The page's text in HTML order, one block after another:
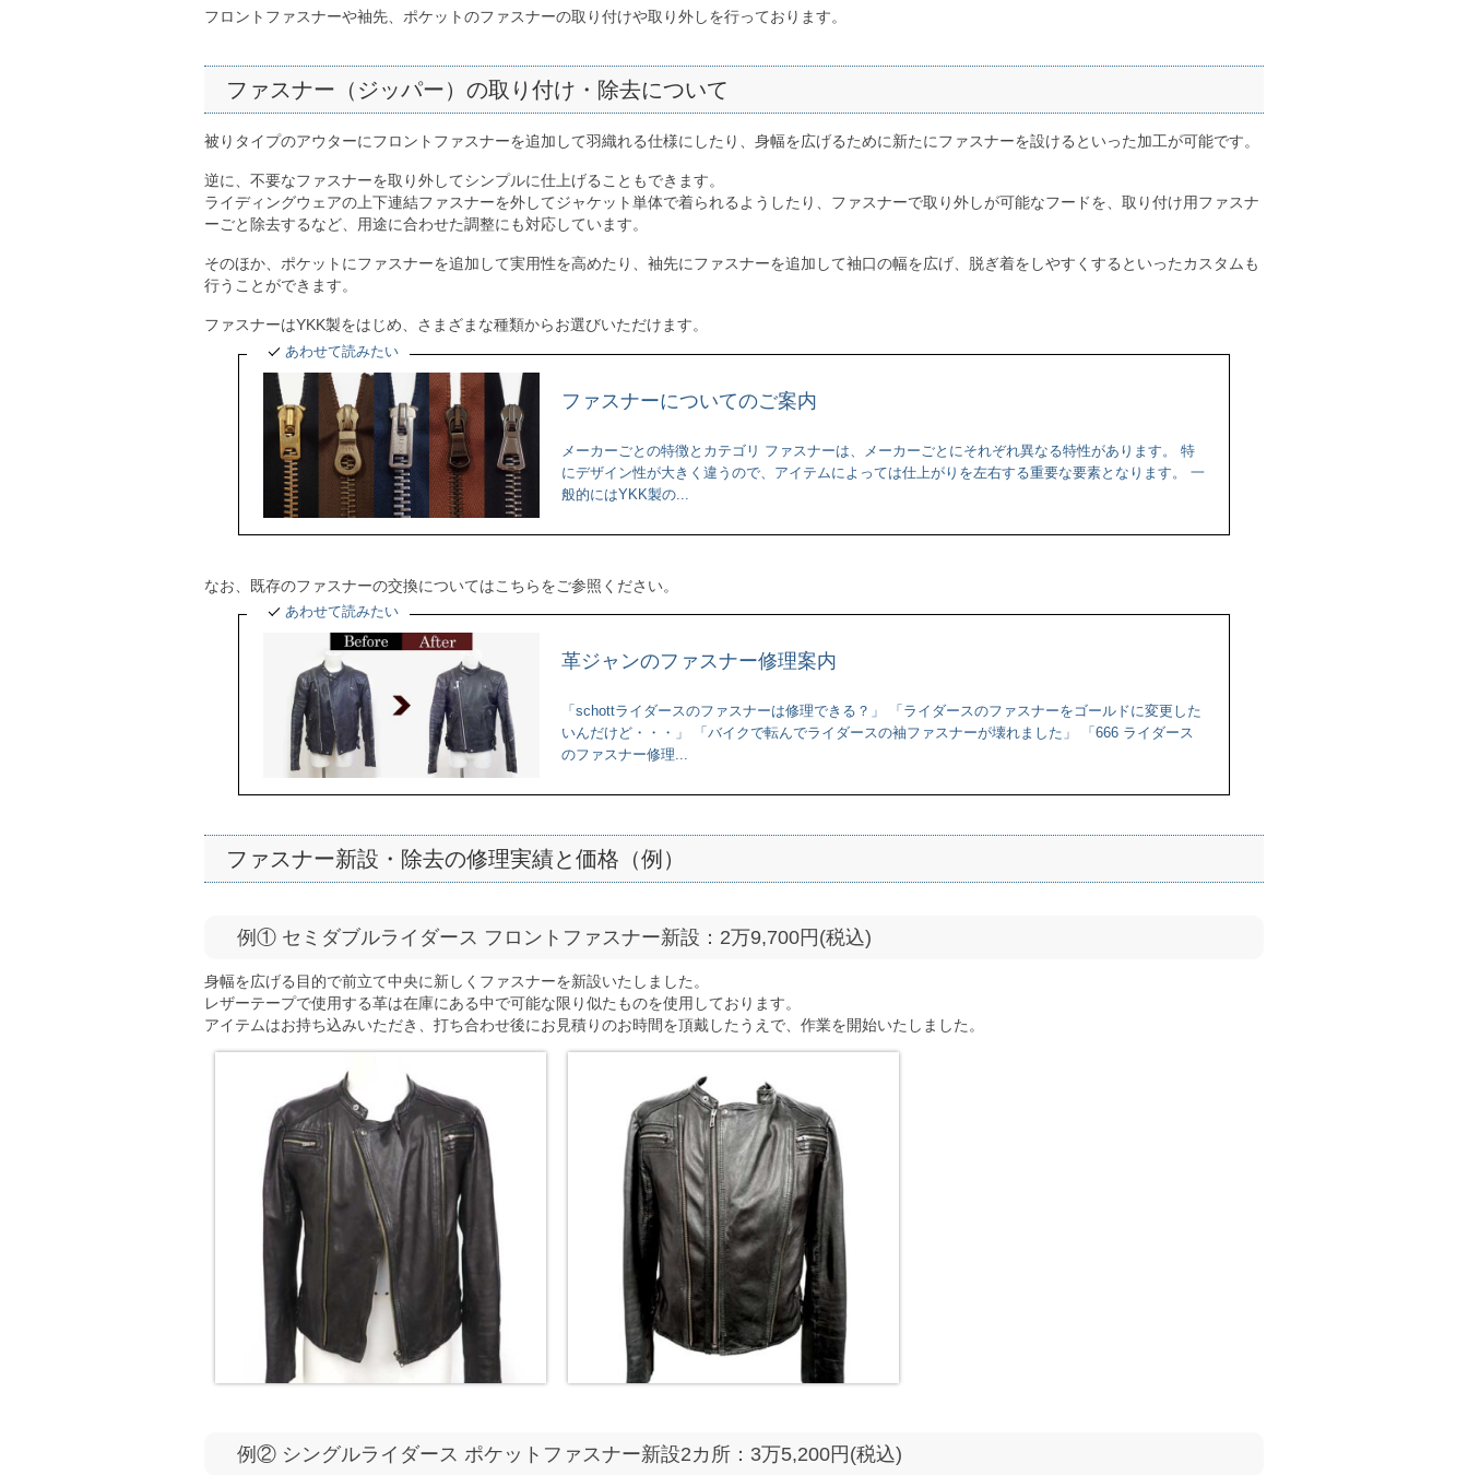
フロントファスナーや袖先、ポケットのファスナーの取り付けや取り外しを行っております。
ファスナー（ジッパー）の取り付け・除去について
被りタイプのアウターにフロントファスナーを追加して羽織れる仕様にしたり、身幅を広げるために新たにファスナーを設けるといった加工が可能です。
逆に、不要なファスナーを取り外してシンプルに仕上げることもできます。
ライディングウェアの上下連結ファスナーを外してジャケット単体で着られるようしたり、ファスナーで取り外しが可能なフードを、取り付け用ファスナ
ーごと除去するなど、用途に合わせた調整にも対応しています。
そのほか、ポケットにファスナーを追加して実用性を高めたり、袖先にファスナーを追加して袖口の幅を広げ、脱ぎ着をしやすくするといったカスタムも
行うことができます。
ファスナーはYKK製をはじめ、さまざまな種類からお選びいただけます。
あわせて読みたい
ファスナーについてのご案内
メーカーごとの特徴とカテゴリ ファスナーは、メーカーごとにそれぞれ異なる特性があります。 特
にデザイン性が大きく違うので、アイテムによっては仕上がりを左右する重要な要素となります。 一
般的にはYKK製の...
なお、既存のファスナーの交換についてはこちらをご参照ください。
あわせて読みたい
革ジャンのファスナー修理案内
「schottライダースのファスナーは修理できる？」 「ライダースのファスナーをゴールドに変更した
いんだけど・・・」 「バイクで転んでライダースの袖ファスナーが壊れました」 「666 ライダース
のファスナー修理...
ファスナー新設・除去の修理実績と価格（例）
例① セミダブルライダース フロントファスナー新設：2万9,700円(税込)
身幅を広げる目的で前立て中央に新しくファスナーを新設いたしました。
レザーテープで使用する革は在庫にある中で可能な限り似たものを使用しております。
アイテムはお持ち込みいただき、打ち合わせ後にお見積りのお時間を頂戴したうえで、作業を開始いたしました。
例② シングルライダース ポケットファスナー新設2カ所：3万5,200円(税込)